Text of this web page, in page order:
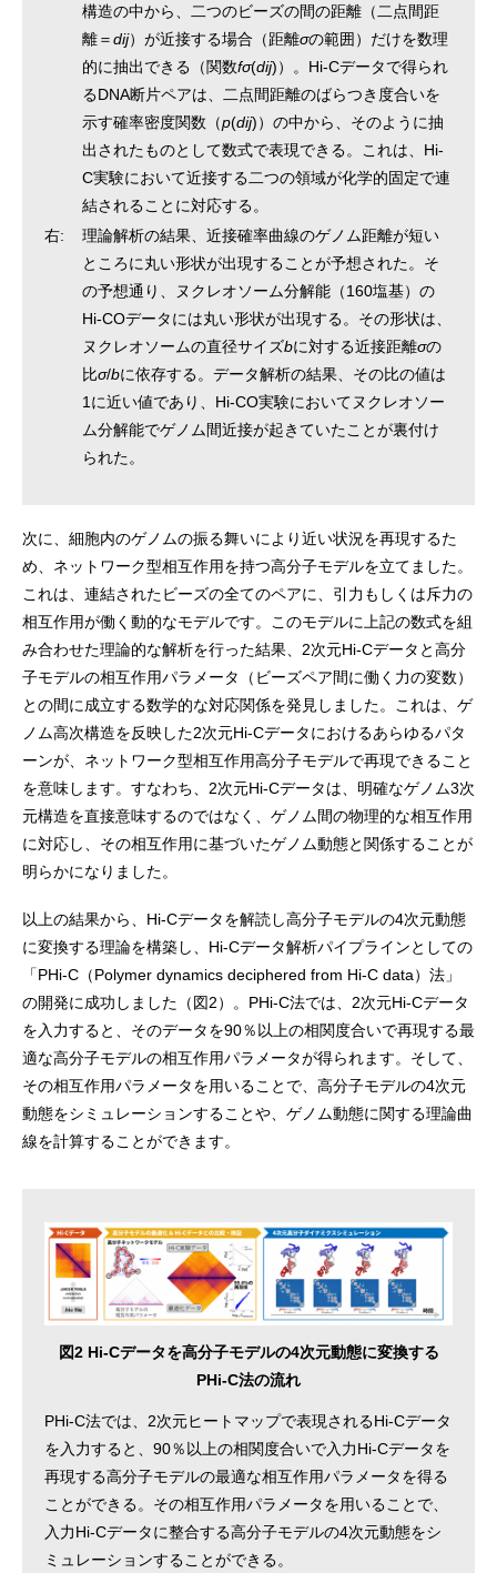
構造の中から、二つのビーズの間の距離（二点間距
離＝dij）が近接する場合（距離σの範囲）だけを数理
的に抽出できる（関数fσ(dij)）。Hi-Cデータで得られ
るDNA断片ペアは、二点間距離のばらつき度合いを
示す確率密度関数（p(dij)）の中から、そのように抽
出されたものとして数式で表現できる。これは、Hi-
C実験において近接する二つの領域が化学的固定で連
結されることに対応する。
右:
理論解析の結果、近接確率曲線のゲノム距離が短い
ところに丸い形状が出現することが予想された。そ
の予想通り、ヌクレオソーム分解能（160塩基）の
Hi-COデータには丸い形状が出現する。その形状は、
ヌクレオソームの直径サイズbに対する近接距離σの
比σ/bに依存する。データ解析の結果、その比の値は
1に近い値であり、Hi-CO実験においてヌクレオソー
ム分解能でゲノム間近接が起きていたことが裏付け
られた。
次に、細胞内のゲノムの振る舞いにより近い状況を再現するた
め、ネットワーク型相互作用を持つ高分子モデルを立てました。
これは、連結されたビーズの全てのペアに、引力もしくは斥力の
相互作用が働く動的なモデルです。このモデルに上記の数式を組
み合わせた理論的な解析を行った結果、2次元Hi-Cデータと高分
子モデルの相互作用パラメータ（ビーズペア間に働く力の変数）
との間に成立する数学的な対応関係を発見しました。これは、ゲ
ノム高次構造を反映した2次元Hi-Cデータにおけるあらゆるパタ
ーンが、ネットワーク型相互作用高分子モデルで再現できること
を意味します。すなわち、2次元Hi-Cデータは、明確なゲノム3次
元構造を直接意味するのではなく、ゲノム間の物理的な相互作用
に対応し、その相互作用に基づいたゲノム動態と関係することが
明らかになりました。
以上の結果から、Hi-Cデータを解読し高分子モデルの4次元動態
に変換する理論を構築し、Hi-Cデータ解析パイプラインとしての
「PHi-C（Polymer dynamics deciphered from Hi-C data）法」
の開発に成功しました（図2）。PHi-C法では、2次元Hi-Cデータ
を入力すると、そのデータを90％以上の相関度合いで再現する最
適な高分子モデルの相互作用パラメータが得られます。そして、
その相互作用パラメータを用いることで、高分子モデルの4次元
動態をシミュレーションすることや、ゲノム動態に関する理論曲
線を計算することができます。
図2 Hi-Cデータを高分子モデルの4次元動態に変換する
PHi-C法の流れ
PHi-C法では、2次元ヒートマップで表現されるHi-Cデータ
を入力すると、90％以上の相関度合いで入力Hi-Cデータを
再現する高分子モデルの最適な相互作用パラメータを得る
ことができる。その相互作用パラメータを用いることで、
入力Hi-Cデータに整合する高分子モデルの4次元動態をシ
ミュレーションすることができる。